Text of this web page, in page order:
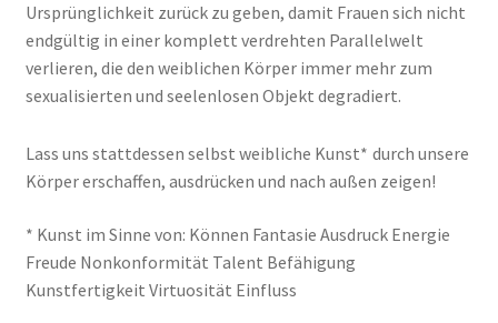
Ursprünglichkeit zurück zu geben, damit Frauen sich nicht
endgültig in einer komplett verdrehten Parallelwelt
verlieren, die den weiblichen Körper immer mehr zum
sexualisierten und seelenlosen Objekt degradiert.
Lass uns stattdessen selbst weibliche Kunst* durch unsere
Körper erschaffen, ausdrücken und nach außen zeigen!
* Kunst im Sinne von: Können Fantasie Ausdruck Energie
Freude Nonkonformität Talent Befähigung
Kunstfertigkeit Virtuosität Einfluss